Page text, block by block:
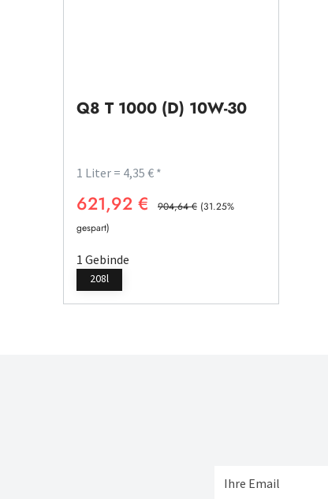
Q8 T 1000 (D) 10W-30
1 Liter = 4,35 € *
Verkaufspreis:
621,92 € Regulärer Preis:
904,64 € (31.25%
gespart)
1 Gebinde
208l